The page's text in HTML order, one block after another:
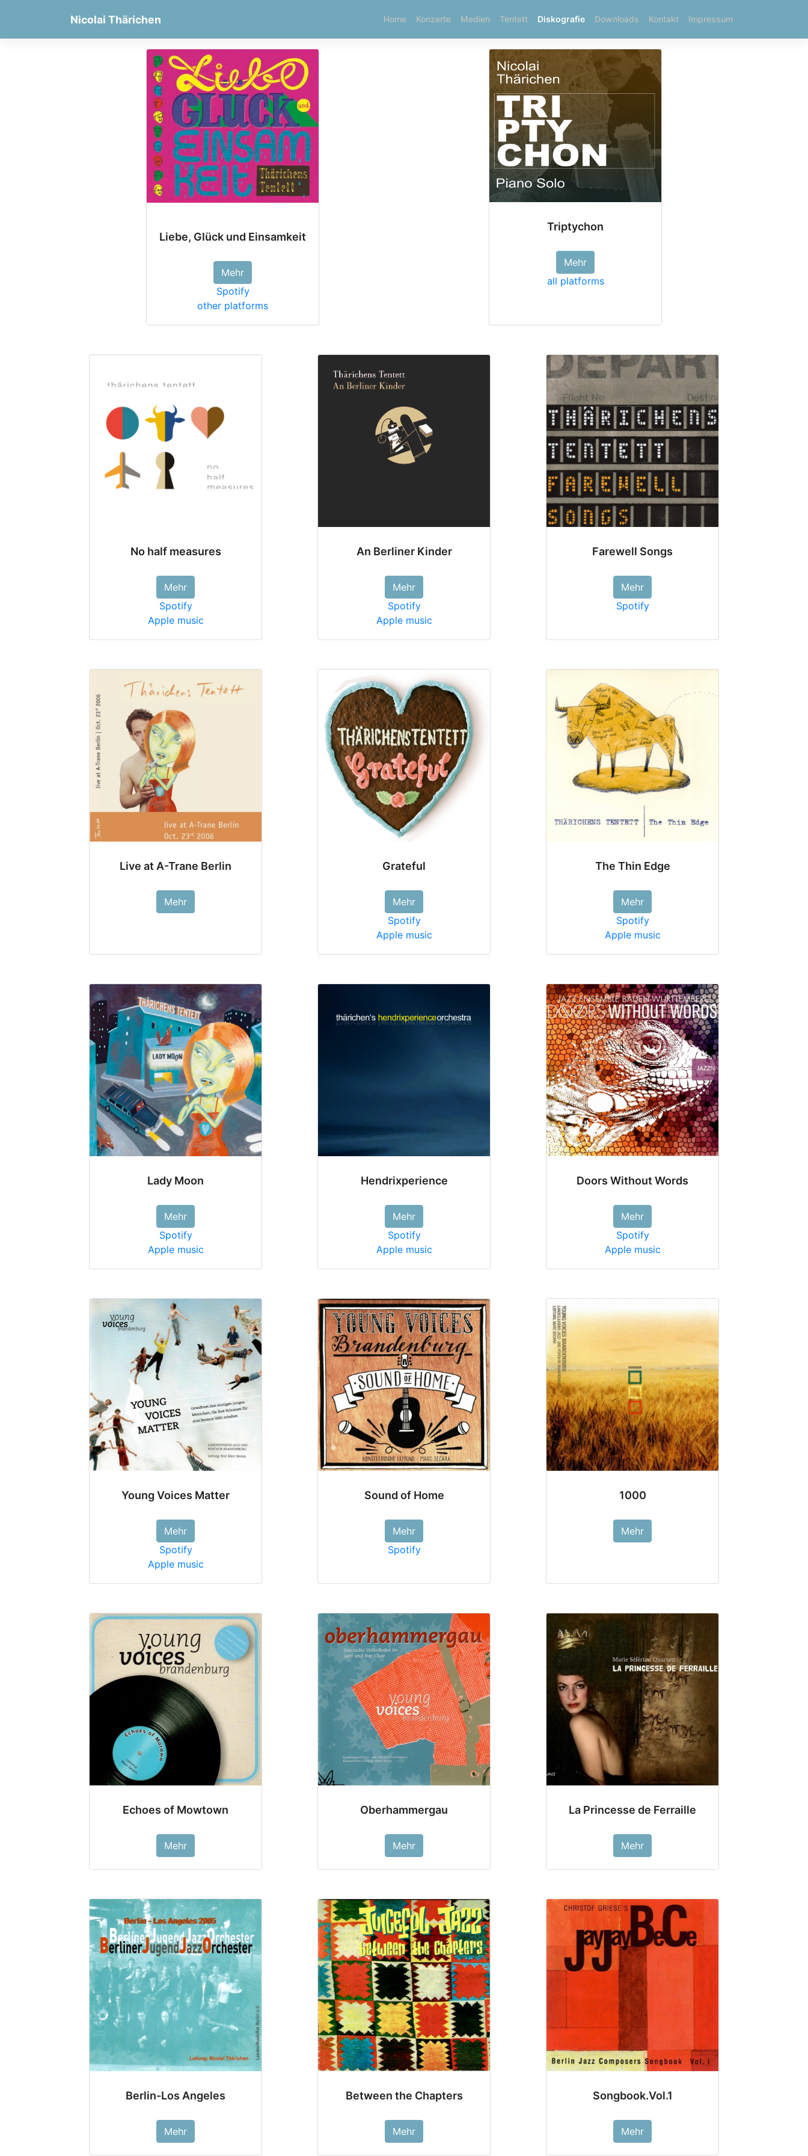
Skip
Nicolai Thärichen Home Konzerte Medien Tentett Diskografie Downloads Kontakt Impressum
Liebe, Glück und Einsamkeit
Mehr
Spotify
other platforms
Triptychon
Mehr
all platforms
No half measures
Mehr
Spotify
Apple music
An Berliner Kinder
Mehr
Spotify
Apple music
Farewell Songs
Mehr
Spotify
Live at A-Trane Berlin
Mehr
Grateful
Mehr
Spotify
Apple music
The Thin Edge
Mehr
Spotify
Apple music
Lady Moon
Mehr
Spotify
Apple music
Hendrixperience
Mehr
Spotify
Apple music
Doors Without Words
Mehr
Spotify
Apple music
Young Voices Matter
Mehr
Spotify
Apple music
Sound of Home
Mehr
Spotify
1000
Mehr
Echoes of Mowtown
Mehr
Oberhammergau
Mehr
La Princesse de Ferraille
Mehr
Berlin-Los Angeles
Mehr
Between the Chapters
Mehr
Songbook.Vol.1
Mehr